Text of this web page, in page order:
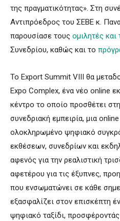
της πραγματικότητας». Στη
Αντιπρόεδρος του ΣΕΒΕ κ.
παρουσίασε τους ομιλητές και
Συνεδρίου, καθώς και το
Το Export Summit VIII θα
Expo Complex, ένα νέο online
κέντρο το οποίο προσθέτει
συνεδριακή εμπειρία, μια
ολοκληρωμένο ψηφιακό
εκθέσεων, συνεδρίων και
αφενός για την ρεαλιστική
αφετέρου για τις έξυπνες,
που ενσωματώνει σε κάθε
εξασφαλίζει στον επισκέπτη
ψηφιακό ταξίδι,